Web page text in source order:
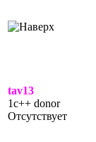
tav13
1c++ donor
Отсутствует